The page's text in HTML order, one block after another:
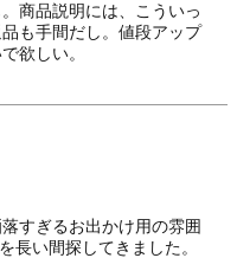
商品説明には、こういっ
も手間だし。値段アップ
欲しい。
すぎるお出かけ用の雰囲
長い間探してきました。